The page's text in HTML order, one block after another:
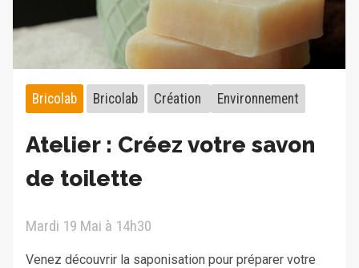
Bricolab Bricolab Création Environnement
Atelier : Créez votre savon
de toilette
Mardi 19 Mai à 14h30
Venez découvrir la saponisation pour préparer votre